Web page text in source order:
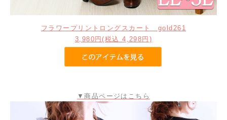
フラワープリントロングスカート gold261
3,980円(税込 4,298円)
▼商品ページはこちら